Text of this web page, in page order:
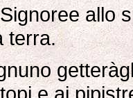
allo
terra.